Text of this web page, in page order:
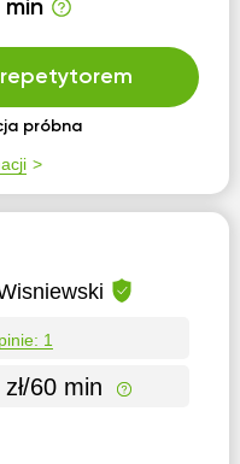
próbna
1
60 min